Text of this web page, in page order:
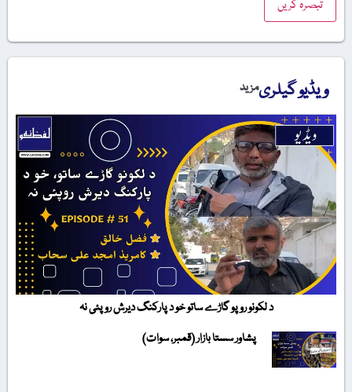
ویڈیو گیلریمزید
د لکونو روپو گاڑے ساتو خو د پارکنگ دیرش روپئی نہ
پشاور سستا بازار (قمبر، سوات)